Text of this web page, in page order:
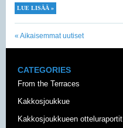
LUE LISÄÄ »
« Aikaisemmat uutiset
CATEGORIES
From the Terraces
Kakkosjoukkue
Kakkosjoukkueen otteluraportit